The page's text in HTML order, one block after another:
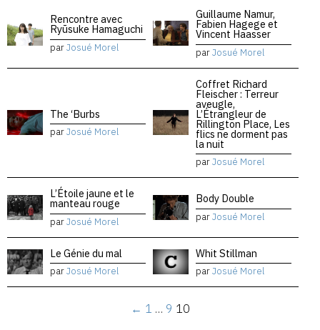
Rencontre avec
Ryūsuke Hamaguchi
parJosué Morel
Guillaume Namur,
Fabien Hagege et
Vincent Haasser
parJosué Morel
The ‘Burbs
parJosué Morel
Coffret Richard
Fleischer : Terreur
aveugle,
L’Étrangleur de
Rillington Place, Les
flics ne dorment pas
la nuit
parJosué Morel
L’Étoile jaune et le
manteau rouge
parJosué Morel
Body Double
parJosué Morel
Le Génie du mal
parJosué Morel
Whit Stillman
parJosué Morel
← 1 … 9 10